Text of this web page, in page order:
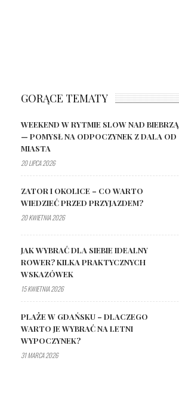
GORĄCE TEMATY
WEEKEND W RYTMIE SLOW NAD BIEBRZĄ
— POMYSŁ NA ODPOCZYNEK Z DALA OD
MIASTA
20 LIPCA 2026
ZATOR I OKOLICE – CO WARTO
WIEDZIEĆ PRZED PRZYJAZDEM?
20 KWIETNIA 2026
JAK WYBRAĆ DLA SIEBIE IDEALNY
ROWER? KILKA PRAKTYCZNYCH
WSKAZÓWEK
15 KWIETNIA 2026
PLAŻE W GDAŃSKU – DLACZEGO
WARTO JE WYBRAĆ NA LETNI
WYPOCZYNEK?
31 MARCA 2026